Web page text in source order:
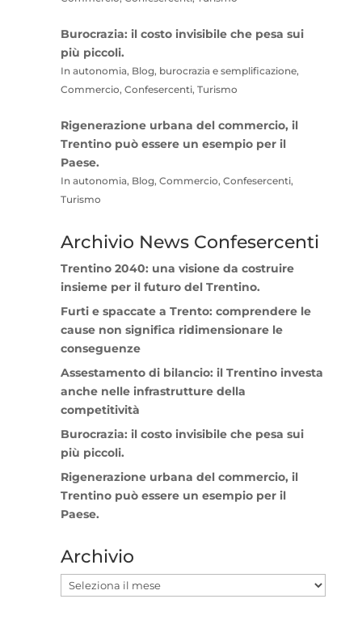
Burocrazia: il costo invisibile che pesa sui
più piccoli.
In autonomia, Blog, burocrazia e semplificazione,
Commercio, Confesercenti, Turismo
Rigenerazione urbana del commercio, il
Trentino può essere un esempio per il
Paese.
In autonomia, Blog, Commercio, Confesercenti,
Turismo
Archivio News Confesercenti
Trentino 2040: una visione da costruire
insieme per il futuro del Trentino.
Furti e spaccate a Trento: comprendere le
cause non significa ridimensionare le
conseguenze
Assestamento di bilancio: il Trentino investa
anche nelle infrastrutture della
competitività
Burocrazia: il costo invisibile che pesa sui
più piccoli.
Rigenerazione urbana del commercio, il
Trentino può essere un esempio per il
Paese.
Archivio
Archivio